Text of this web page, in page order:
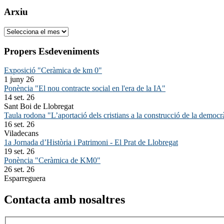
Arxiu
Arxiu
Propers Esdeveniments
Exposició "Ceràmica de km 0"
1 juny 26
Ponència "El nou contracte social en l'era de la IA"
14 set. 26
Sant Boi de Llobregat
Taula rodona "L’aportació dels cristians a la construcció de la
16 set. 26
Viladecans
1a Jornada d’Història i Patrimoni - El Prat de Llobregat
19 set. 26
Ponència "Ceràmica de KM0"
26 set. 26
Esparreguera
Contacta amb nosaltres